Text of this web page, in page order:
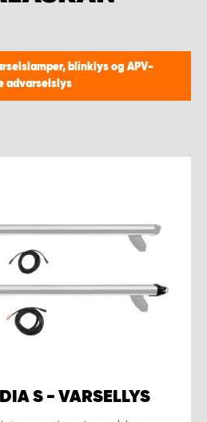
blinklys og APV-
advarselslys
S - VARSELLYS